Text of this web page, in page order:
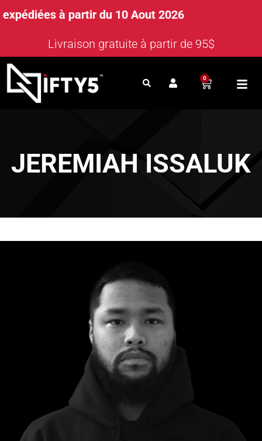
à partir du 10 Aout 2026
Livraison gratuite à partir de 95$
0
JEREMIAH ISSALUK